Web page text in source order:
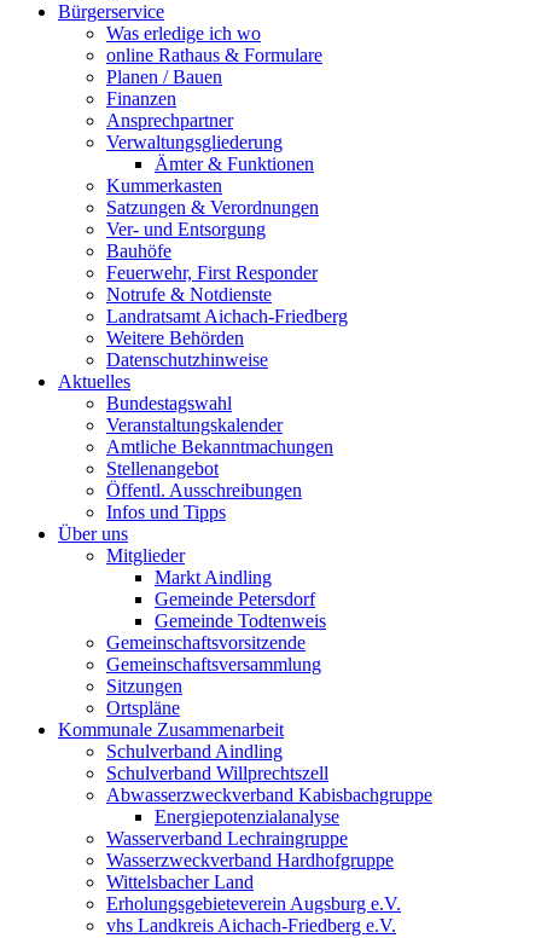
Bürgerservice
Was erledige ich wo
online Rathaus & Formulare
Planen / Bauen
Finanzen
Ansprechpartner
Verwaltungsgliederung
Ämter & Funktionen
Kummerkasten
Satzungen & Verordnungen
Ver- und Entsorgung
Bauhöfe
Feuerwehr, First Responder
Notrufe & Notdienste
Landratsamt Aichach-Friedberg
Weitere Behörden
Datenschutzhinweise
Aktuelles
Bundestagswahl
Veranstaltungskalender
Amtliche Bekanntmachungen
Stellenangebot
Öffentl. Ausschreibungen
Infos und Tipps
Über uns
Mitglieder
Markt Aindling
Gemeinde Petersdorf
Gemeinde Todtenweis
Gemeinschaftsvorsitzende
Gemeinschaftsversammlung
Sitzungen
Ortspläne
Kommunale Zusammenarbeit
Schulverband Aindling
Schulverband Willprechtszell
Abwasserzweckverband Kabisbachgruppe
Energiepotenzialanalyse
Wasserverband Lechraingruppe
Wasserzweckverband Hardhofgruppe
Wittelsbacher Land
Erholungsgebieteverein Augsburg e.V.
vhs Landkreis Aichach-Friedberg e.V.